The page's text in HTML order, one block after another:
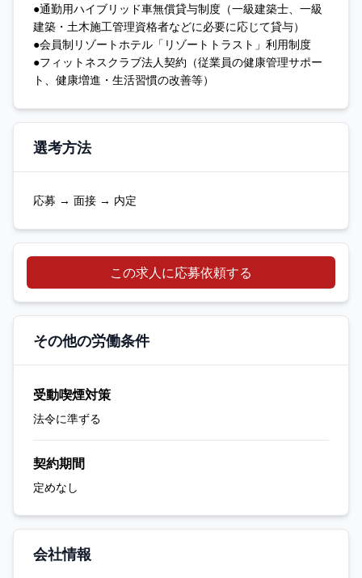
●通勤用ハイブリッド車無償貸与制度（一級建築士、一級
建築・土木施工管理資格者などに必要に応じて貸与）
●会員制リゾートホテル「リゾートトラスト」利用制度
●フィットネスクラブ法人契約（従業員の健康管理サポー
ト、健康増進・生活習慣の改善等）
選考方法
応募 → 面接 → 内定
この求人に応募依頼する
その他の労働条件
受動喫煙対策
法令に準ずる
契約期間
定めなし
会社情報